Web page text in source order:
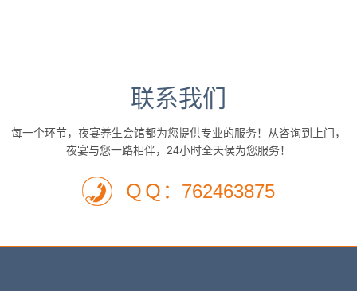
联系我们
每一个环节，夜宴养生会馆都为您提供专业的服务！从咨询到上门，
夜宴与您一路相伴，24小时全天侯为您服务！
ＱＱ：762463875